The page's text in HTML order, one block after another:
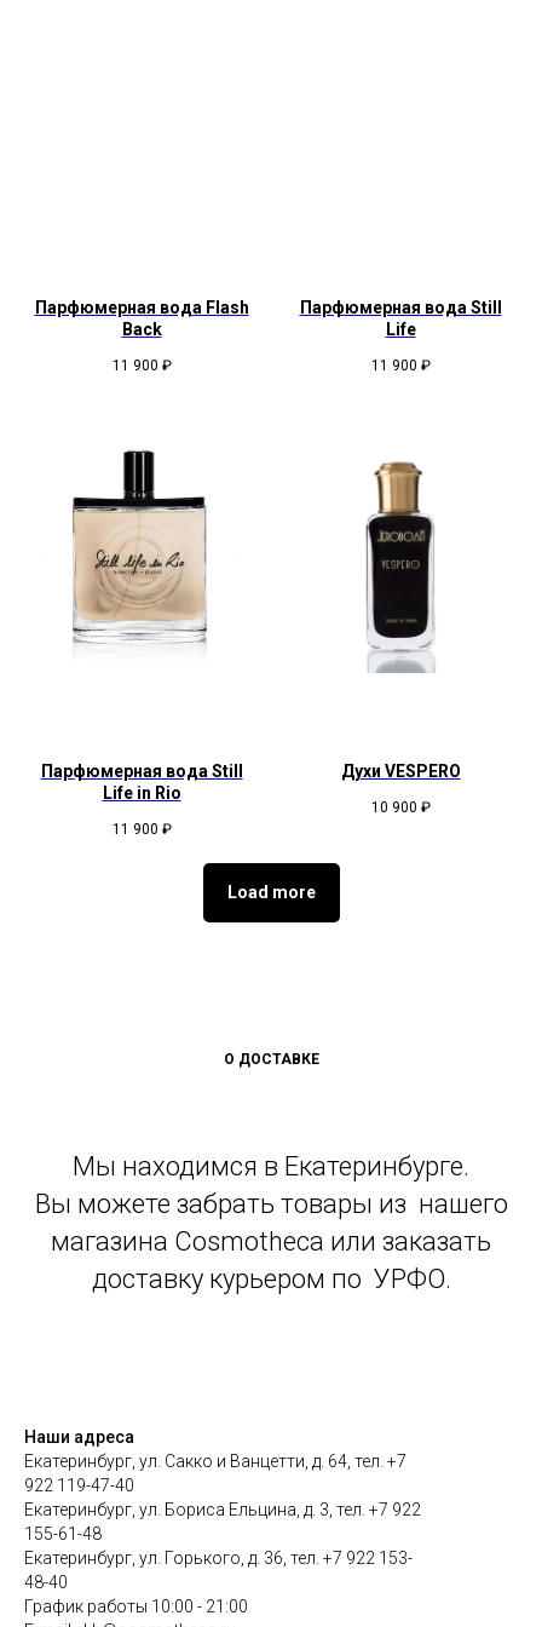
Парфюмерная вода Flash
Back
11 900 ₽
Парфюмерная вода Still
Life
11 900 ₽
Парфюмерная вода Still
Life in Rio
11 900 ₽
Духи VESPERO
10 900 ₽
Load more
О ДОСТАВКЕ
Мы находимся в Екатеринбурге.
Вы можете забрать товары из нашего
магазина Cosmotheca или заказать
доставку курьером по УРФО.
Наши адреса
Екатеринбург, ул. Сакко и Ванцетти, д. 64, тел. +7
922 119-47-40
Екатеринбург, ул. Бориса Ельцина, д. 3, тел. +7 922
155-61-48
Екатеринбург, ул. Горького, д. 36, тел. +7 922 153-
48-40
График работы 10:00 - 21:00